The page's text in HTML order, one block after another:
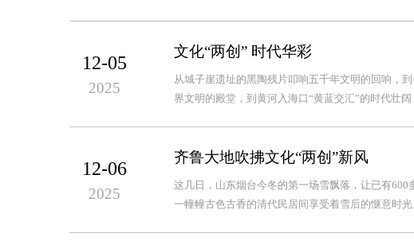
12-05
2025
文化“两创” 时代华彩
从城子崖遗址的黑陶残片叩响五千年文明的回响，
界文明的殿堂，到黄河入海口“黄蓝交汇”的时代壮
12-06
2025
齐鲁大地吹拂文化“两创”新风
这几日，山东烟台今冬的第一场雪飘落，让已有
一幢幢古色古香的清代民居间享受着雪后的惬意时光